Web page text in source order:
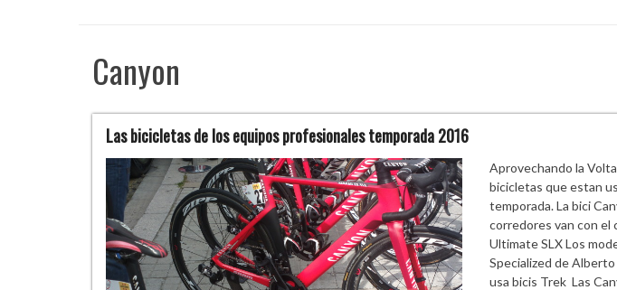
Canyon
Las bicicletas de los equipos profesionales temporada 2016
Aprovechando la
bicicletas que estan
temporada. La bici
corredores van con el
Ultimate SLX Los
Specialized de
usa bicis Trek Las